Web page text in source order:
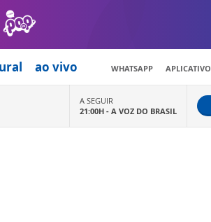
ao vivo WHATSAPP APLICATIVO
A SEGUIR
21:00H - A VOZ DO BRASIL